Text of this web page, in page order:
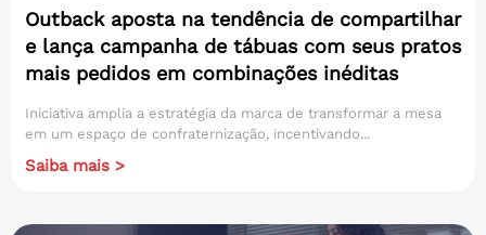
Outback aposta na tendência de compartilhar
e lança campanha de tábuas com seus pratos
mais pedidos em combinações inéditas
Iniciativa amplia a estratégia da marca de transformar a mesa
em um espaço de confraternização, incentivando...
Saiba mais >